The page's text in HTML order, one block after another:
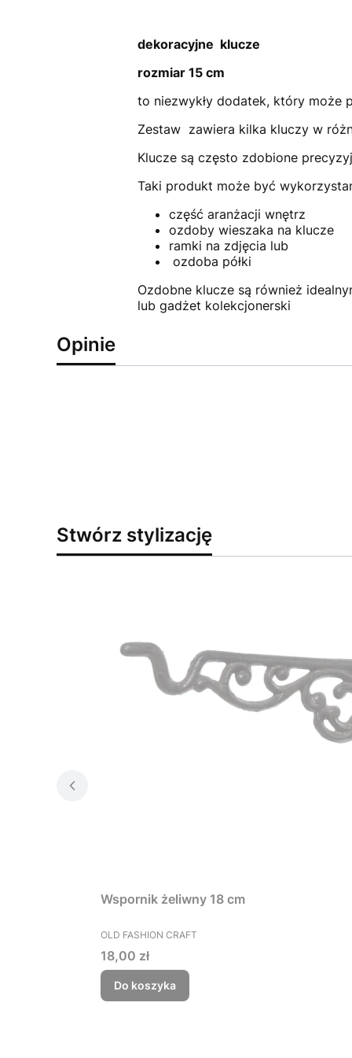
dekoracyjne klucze
rozmiar 15 cm
to niezwykły dodatek, który może
Zestaw zawiera kilka kluczy w
Klucze są często zdobione
Taki produkt może być
część aranżacji wnętrz
ozdoby wieszaka na klucze
ramki na zdjęcia lub
ozdoba półki
Ozdobne klucze są również
lub gadżet kolekcjonerski
Opinie
Stwórz stylizację
Wspornik żeliwny 18 cm
PRODUCENT
OLD FASHION CRAFT
Cena
18,00 zł
Do koszyka